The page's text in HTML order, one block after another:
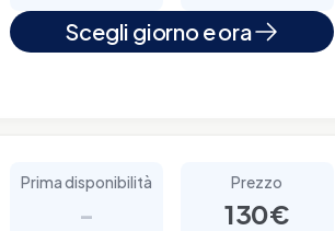
Scegli giorno e ora
Prima disponibilità
-
Prezzo
130€